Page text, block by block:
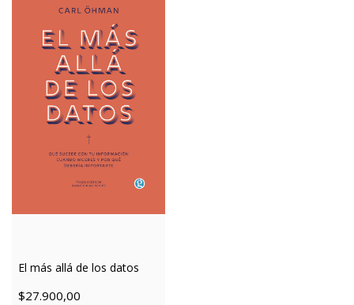
El más allá de los datos
$27.900,00